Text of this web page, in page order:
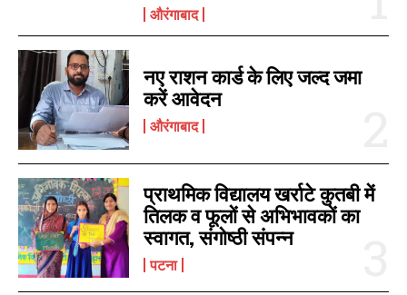
औरंगाबाद
नए राशन कार्ड के लिए जल्द जमा
करें आवेदन
औरंगाबाद
प्राथमिक विद्यालय खर्राटे कुतबी में
तिलक व फूलों से अभिभावकों का
स्वागत, संगोष्ठी संपन्न
पटना